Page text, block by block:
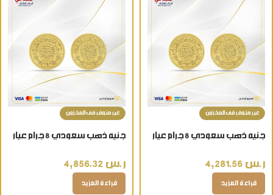
غير متوفر فى المخزون
جنيه ذهب سعودي 8 جرام عيار
ر.س
قراءة المزيد
غير متوفر فى المخزون
جنيه ذهب سعودي 8 جرام عيار
ر.س
قراءة المزيد